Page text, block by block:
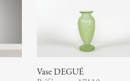
Vase DEGUÉ